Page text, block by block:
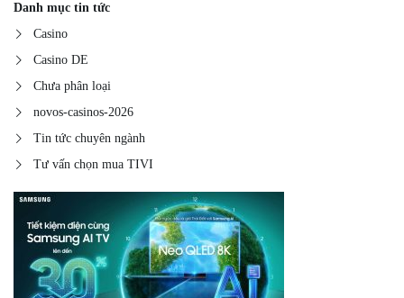
Danh mục tin tức
Casino
Casino DE
Chưa phân loại
novos-casinos-2026
Tin tức chuyên ngành
Tư vấn chọn mua TIVI